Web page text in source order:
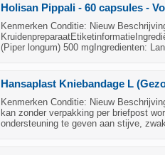
Holisan Pippali - 60 capsules -
Kenmerken Conditie: Nieuw
(Piper longum) 500 mgIngredienten:
Hansaplast Kniebandage L
Kenmerken Conditie: Nieuw
kan zonder verpakking per briefpost
ondersteuning te geven aan stijve,